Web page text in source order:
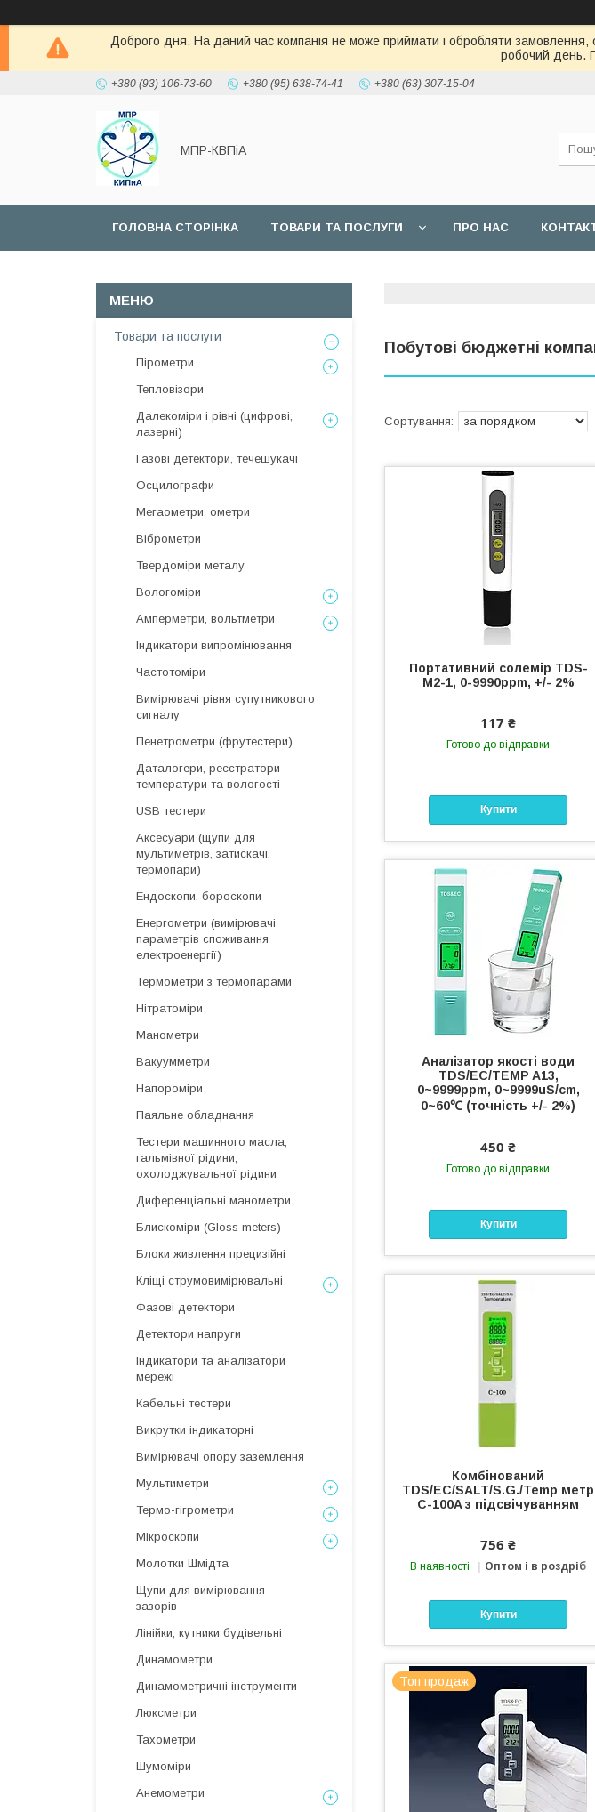
Доброго дня. На даний час компанія не може приймати і обробляти замовлення,
робочий день.
+380 (93) 106-73-60 +380 (95) 638-74-41 +380 (63) 307-15-04
МПР-КВПіА
ГОЛОВНА СТОРІНКА ТОВАРИ ТА ПОСЛУГИ ПРО НАС
Побутові бюджетні
Портативний солемір TDS-
M2-1, 0-9990ppm, +/- 2%
117 ₴
Готово до відправки
Купити
Аналізатор якості води
TDS/EC/TEMP A13,
0~9999ppm, 0~9999uS/cm,
0~60℃ (точність +/- 2%)
450 ₴
Готово до відправки
Купити
Комбінований
TDS/EC/SALT/S.G./Temp метр
С-100A з підсвічуванням
756 ₴
В наявності Оптом і в роздріб
Купити
Топ продаж
Товари та послуги
Пірометри
Тепловізори
Далекоміри і рівні (цифрові,
лазерні)
Газові детектори, течешукачі
Осцилографи
Мегаометри, ометри
Віброметри
Твердоміри металу
Вологоміри
Амперметри, вольтметри
Індикатори випромінювання
Частотоміри
Вимірювачі рівня супутникового
сигналу
Пенетрометри (фрутестери)
Даталогери, реєстратори
температури та вологості
USB тестери
Аксесуари (щупи для
мультиметрів, затискачі,
термопари)
Ендоскопи, бороскопи
Енергометри (вимірювачі
параметрів споживання
електроенергії)
Термометри з термопарами
Нітратоміри
Манометри
Вакуумметри
Напороміри
Паяльне обладнання
Тестери машинного масла,
гальмівної рідини,
охолоджувальної рідини
Диференціальні манометри
Блискоміри (Gloss meters)
Блоки живлення прецизійні
Кліщі струмовимірювальні
Фазові детектори
Детектори напруги
Індикатори та аналізатори
мережі
Кабельні тестери
Викрутки індикаторні
Вимірювачі опору заземлення
Мультиметри
Термо-гігрометри
Мікроскопи
Молотки Шмідта
Щупи для вимірювання
зазорів
Лінійки, кутники будівельні
Динамометри
Динамометричні інструменти
Люксметри
Тахометри
Шумоміри
Анемометри